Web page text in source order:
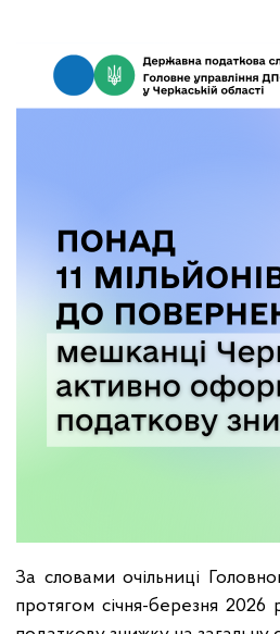
За словами очільниці
протягом січня-березня